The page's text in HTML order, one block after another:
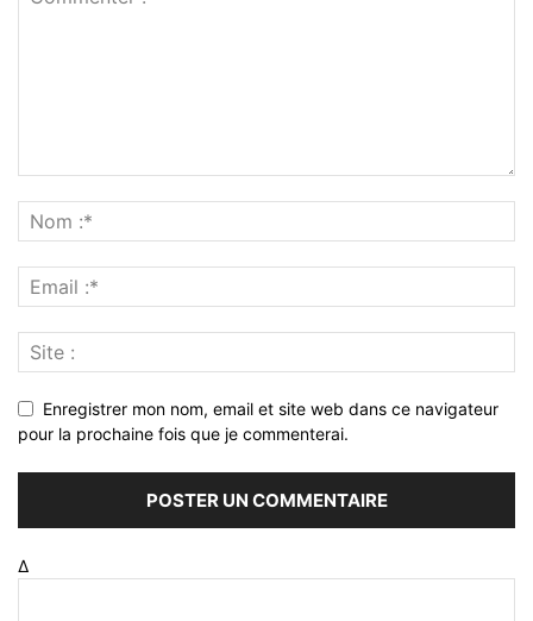
Enregistrer mon nom, email et site web dans ce navigateur
pour la prochaine fois que je commenterai.
Δ